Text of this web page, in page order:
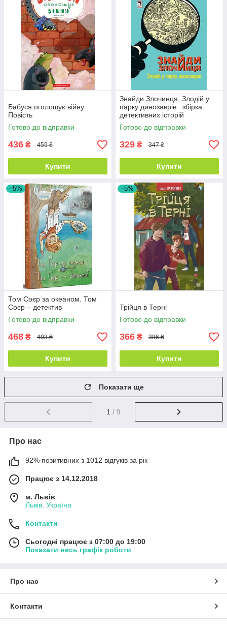
Бабуся оголошує війну.
Повість
Готово до відправки
436 ₴ 459 ₴
Купити
Знайди Злочинця, Злодій у
парку динозаврів : збірка
детективних історій
Готово до відправки
329 ₴ 347 ₴
Купити
–5%
Том Соєр за океаном. Том
Соєр – детектив
Готово до відправки
468 ₴ 493 ₴
Купити
–5%
Трійця в Терні
Готово до відправки
366 ₴ 386 ₴
Купити
Показати ще
1 / 9
Про нас
92% позитивних з 1012 відгуків за рік
Працює з 14.12.2018
м. Львів
Львів, Україна
Контакти
Сьогодні працює з 07:00 до 19:00
Показати весь графік роботи
Про нас
Контакти